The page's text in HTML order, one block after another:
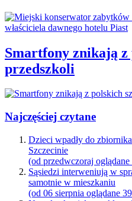
Smartfony znikają z
przedszkoli
Najczęściej czytane
Dzieci wpadły do
Szczecinie
(od przedwczoraj
Sąsiedzi interweniują w
samotnie w mieszkaniu
(od 06 sierpnia oglądane